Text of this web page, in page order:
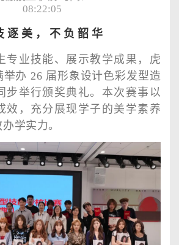
08:22:05
逐美，不负韶华
业技能、展示教学成果，虎
举办 26 届形象设计色彩发型造
步举行颁奖典礼。本次赛事以
效，充分展现学子的美学素养
学实力。